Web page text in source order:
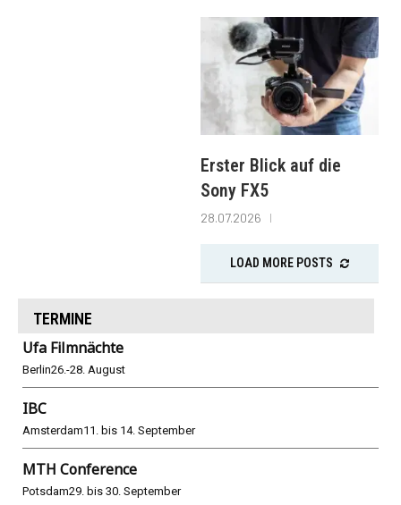
Erster Blick auf die
Sony FX5
28.07.2026
LOAD MORE POSTS
TERMINE
Ufa Filmnächte
Berlin26.-28. August
IBC
Amsterdam11. bis 14. September
MTH Conference
Potsdam29. bis 30. September